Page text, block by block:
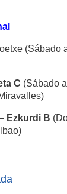
(Sábado
C (Sábado
Ezkurdi B